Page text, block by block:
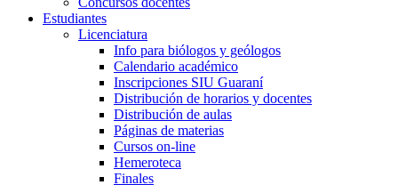
Estudiantes
Licenciatura
Info para biólogos y geólogos
Calendario académico
Inscripciones SIU Guaraní
Distribución de horarios y docentes
Distribución de aulas
Páginas de materias
Cursos on-line
Hemeroteca
Finales